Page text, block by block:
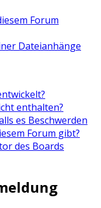
Forum
Dateianhänge
enthalten?
es Beschwerden
Forum gibt?
des Boards